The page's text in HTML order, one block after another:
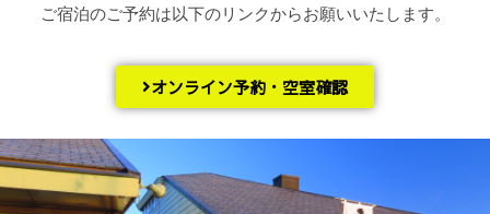
ご宿泊のご予約は以下のリンクからお願いいたします。
オンライン予約・空室確認